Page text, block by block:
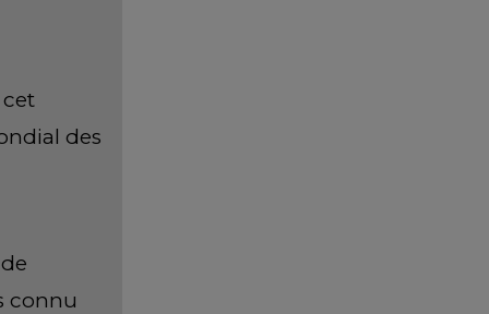
cet
des
connu